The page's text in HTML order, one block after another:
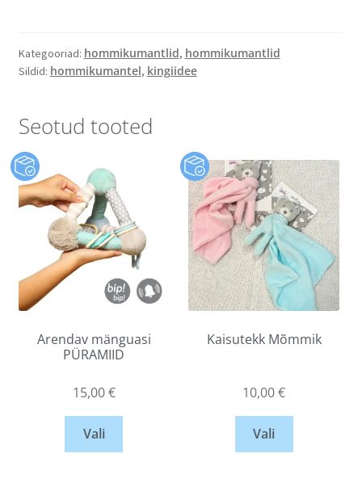
Kategooriad: hommikumantlid, hommikumantlid
Sildid: hommikumantel, kingiidee
Seotud tooted
Arendav mänguasi
PÜRAMIID
15,00€
Vali
Kaisutekk Mõmmik
10,00€
Vali